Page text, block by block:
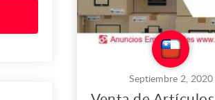
Septiembre 2, 2020